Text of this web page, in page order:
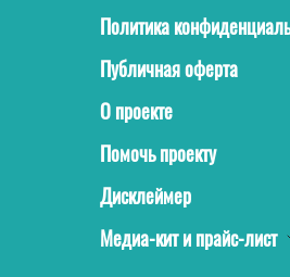
Политика
Публичная оферта
О проекте
Помочь проекту
Дисклеймер
Медиа-кит и прайс-лист